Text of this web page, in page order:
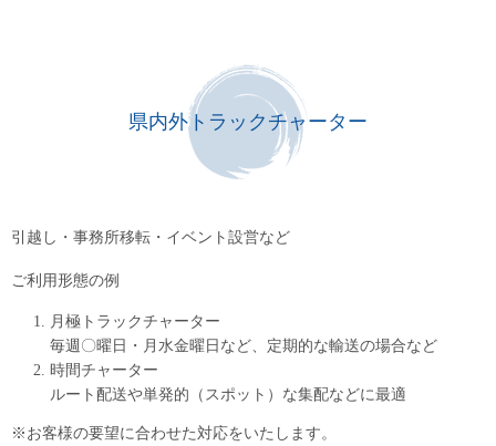
県内外トラックチャーター
引越し・事務所移転・イベント設営など
ご利用形態の例
月極トラックチャーター
毎週〇曜日・月水金曜日など、定期的な輸送の場合など
時間チャーター
ルート配送や単発的（スポット）な集配などに最適
※お客様の要望に合わせた対応をいたします。